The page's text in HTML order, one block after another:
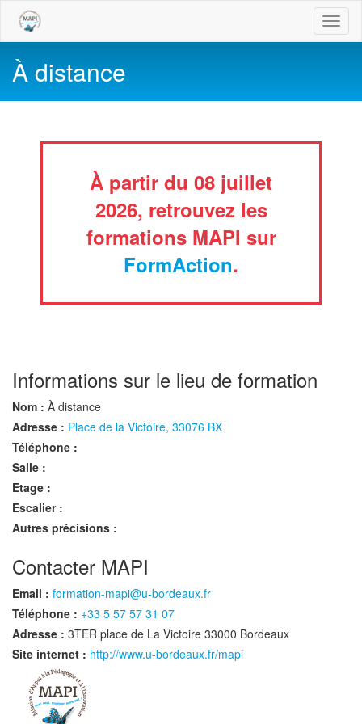
À distance
À partir du 08 juillet
2026, retrouvez les
formations MAPI sur
FormAction.
Informations sur le lieu de formation
Nom : À distance
Adresse : Place de la Victoire, 33076 BX
Téléphone :
Salle :
Etage :
Escalier :
Autres précisions :
Contacter MAPI
Email : formation-mapi@u-bordeaux.fr
Téléphone : +33 5 57 57 31 07
Adresse : 3TER place de La Victoire 33000 Bordeaux
Site internet : http://www.u-bordeaux.fr/mapi